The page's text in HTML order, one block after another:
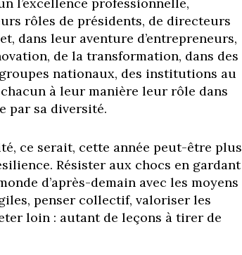
l’excellence professionnelle,
rôles de présidents, de directeurs
dans leur aventure d’entrepreneurs,
de la transformation, dans des
nationaux, des institutions au
à leur manière leur rôle dans
par sa diversité.
ce serait, cette année peut-être plus
Résister aux chocs en gardant
d’après-demain avec les moyens
penser collectif, valoriser les
loin : autant de leçons à tirer de